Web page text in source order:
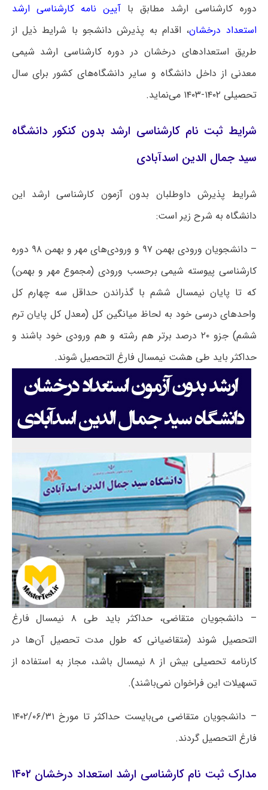
دوره کارشناسی ارشد مطابق باآیین نامه کارشناسی ارشد
استعداد درخشان، اقدام به پذیرش دانشجو با شرایط ذیل از
طریق استعدادهای درخشان در دوره کارشناسی ارشد شیمی
معدنی از داخل دانشگاه و سایر دانشگاه‌های کشور برای سال
تحصیلی ۱۴۰۲-۱۴۰۳ می‌نماید.
شرایط ثبت نام کارشناسی ارشد بدون کنکور دانشگاه
سید جمال الدین اسدآبادی
شرایط پذیرش داوطلبان بدون آزمون کارشناسی ارشد این
دانشگاه به شرح زیر است:
– دانشجویان ورودی بهمن ۹۷ و ورودی‌های مهر و بهمن ۹۸ دوره
کارشناسی پیوسته شیمی برحسب ورودی (مجموع مهر و بهمن)
که تا پایان نیمسال ششم با گذراندن حداقل سه چهارم کل
واحدهای درسی خود به لحاظ میانگین کل (معدل کل پایان ترم
ششم) جزو ۲۰ درصد برتر هم رشته و هم ورودی خود باشند و
حداکثر باید طی هشت نیمسال فارغ التحصیل شوند.
– دانشجویان متقاضی، حداکثر باید طی ۸ نیمسال فارغ
التحصیل شوند (متقاضیانی که طول مدت تحصیل آن‌ها در
کارنامه تحصیلی بیش از ۸ نیمسال باشد، مجاز به استفاده از
تسهیلات این فراخوان نمی‌باشند).
– دانشجویان متقاضی می‌بایست حداکثر تا مورخ ۱۴۰۲/۰۶/۳۱
فارغ التحصیل گردند.
مدارک ثبت نام کارشناسی ارشد استعداد درخشان ۱۴۰۲